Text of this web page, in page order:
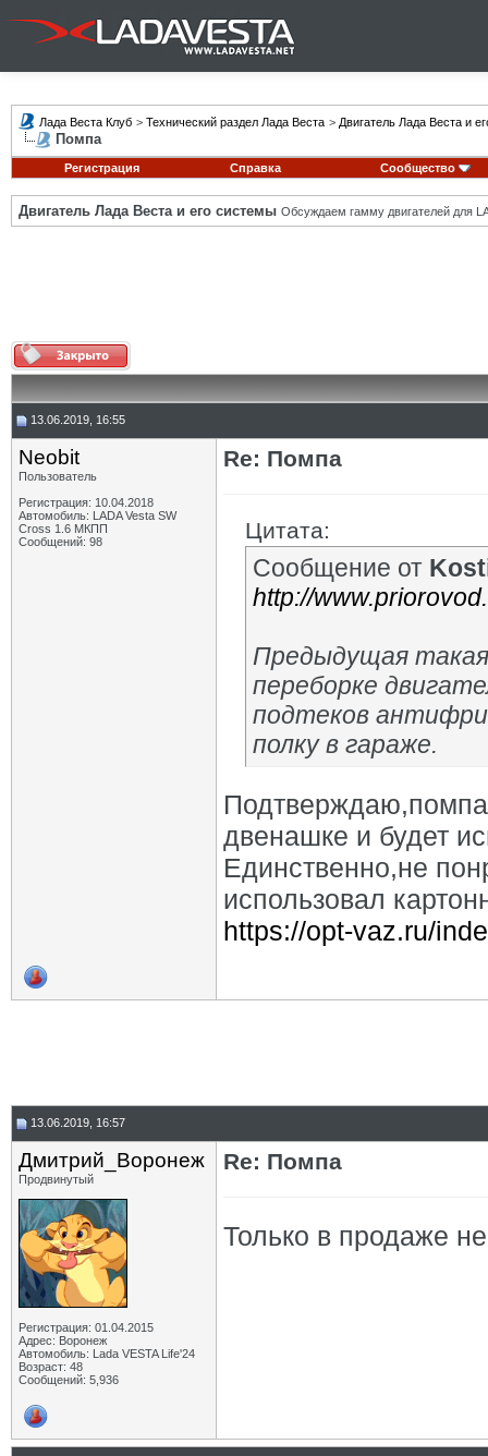
Лада Веста Клуб > Технический раздел Лада Веста > Двигатель Лада Веста и
Помпа
Регистрация Справка Сообщество
Двигатель Лада Веста и его системы Обсуждаем гамму двигателей для
13.06.2019, 16:55
Neobit
Пользователь
Регистрация: 10.04.2018
Автомобиль: LADA Vesta SW
Cross 1.6 МКПП
Сообщений: 98
Re: Помпа
Цитата:
Сообщение от
http://
Предыдущая
переборке
подтеков
полку в гараже.
двенашке и будет
Единственно,не
использовал
https://opt-vaz.ru/
13.06.2019, 16:57
Дмитрий_Воронеж
Продвинутый
Регистрация: 01.04.2015
Адрес: Воронеж
Автомобиль: Lada VESTA Life'24
Возраст: 48
Сообщений: 5,936
Re: Помпа
Только в продаже